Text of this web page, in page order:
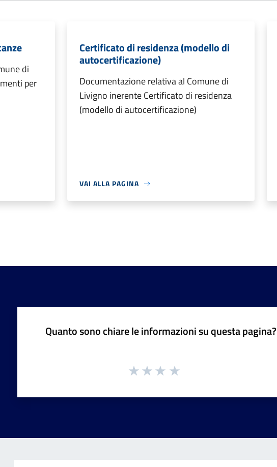
di
per
Certificato di residenza (modello di
autocertificazione)
Documentazione relativa al Comune di
Livigno inerente Certificato di residenza
(modello di autocertificazione)
VAI ALLA PAGINA
Quanto sono chiare le informazioni su questa pagina?